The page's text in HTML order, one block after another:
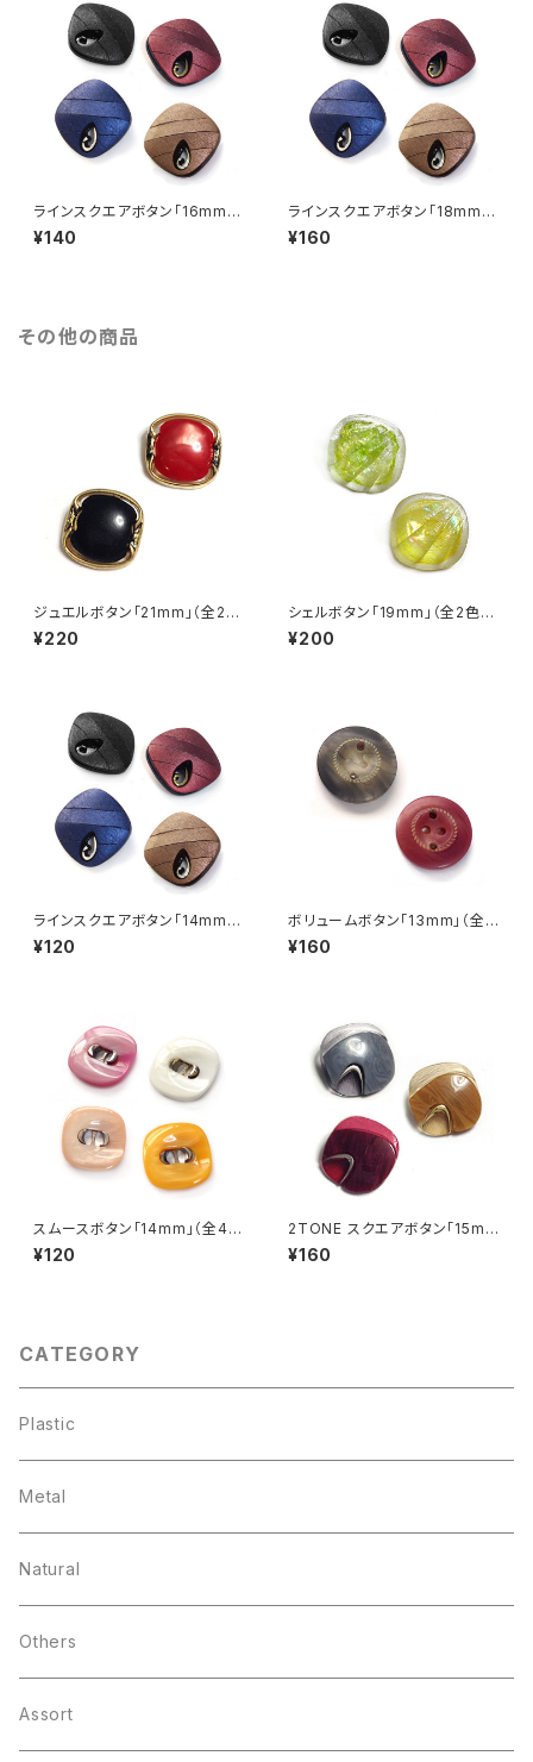
ラインスクエアボタン「16mm」
（全4色）【A0002】
¥140
ラインスクエアボタン「18mm」
（全4色）【A0002】
¥160
その他の商品
ジュエルボタン「21mm」（全2
色）【A0007】
¥220
シェルボタン「19mm」（全2色）
【A0026】
¥200
ラインスクエアボタン「14mm」
（全4色）【A0002】
¥120
ボリュームボタン「13mm」（全2
色）【A0010】
¥160
スムースボタン「14mm」（全4
色）【A0012】
¥120
2TONE スクエアボタン「15m
m」（全3色）【A0004】
¥160
CATEGORY
Plastic
Metal
Natural
Others
Assort